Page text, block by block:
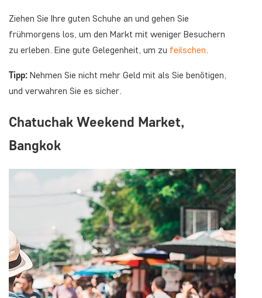
Ziehen Sie Ihre guten Schuhe an und gehen Sie
frühmorgens los, um den Markt mit weniger Besuchern
zu erleben. Eine gute Gelegenheit, um zu feilschen.
Tipp: Nehmen Sie nicht mehr Geld mit als Sie benötigen,
und verwahren Sie es sicher.
Chatuchak Weekend Market,
Bangkok